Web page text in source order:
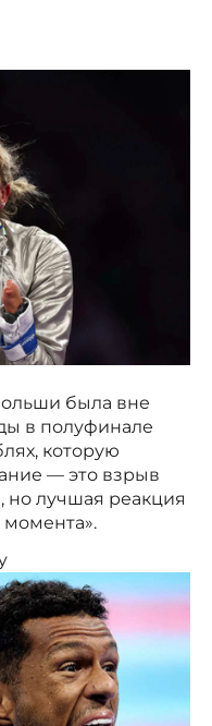
была вне
в полуфинале
которую
— это взрыв
но лучшая реакция
момента».